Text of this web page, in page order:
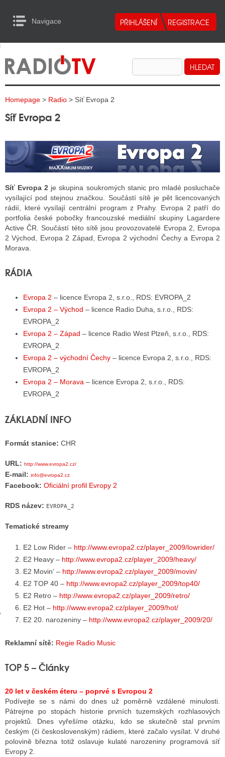
Navigace
RADIA
TELEVIZE
INTERNET
TISK
RADIA
RÁDIÍ
VYSÍLAČE
TELEVIZÍ
VYSÍLAČE
INTERNET
RÁDIA
STRÁNKY RÁDIÍ
STRÁNKY TV
STÁT BLOGEREM
BLOGERA
DISKUTÉRA NA RADIOTV
to Content
Homepage > Radio > Síť Evropa 2
Síť Evropa 2
Síť Evropa 2 je skupina soukromých stanic pro mladé posluchače
vysílající pod stejnou značkou. Součástí sítě je pět licencovaných
rádií, které vysílají centrální program z Prahy. Evropa 2 patří do
portfolia české pobočky francouzské mediální skupiny Lagardere
Active ČR. Součástí této sítě jsou provozovatelé Evropa 2, Evropa
2 Východ, Evropa 2 Západ, Evropa 2 východní Čechy a Evropa 2
Morava.
RÁDIA
Evropa 2 – licence Evropa 2, s.r.o., RDS: EVROPA_2
Evropa 2 – Východ – licence Radio Duha, s.r.o., RDS:
EVROPA_2
Evropa 2 – Západ – licence Radio West Plzeň, s.r.o., RDS:
EVROPA_2
Evropa 2 – východní Čechy – licence Evropa 2, s.r.o., RDS:
EVROPA_2
Evropa 2 – Morava – licence Evropa 2, s.r.o., RDS:
EVROPA_2
ZÁKLADNÍ INFO
Formát stanice: CHR
URL: http://www.evropa2.cz/
E-mail: info@evropa2.cz
Facebook: Oficiální profil Evropy 2
RDS název: EVROPA_2
Tematické streamy
E2 Low Rider – http://www.evropa2.cz/player_2009/lowrider/
E2 Heavy – http://www.evropa2.cz/player_2009/heavy/
E2 Movin‘ – http://www.evropa2.cz/player_2009/movin/
E2 TOP 40 – http://www.evropa2.cz/player_2009/top40/
E2 Retro – http://www.evropa2.cz/player_2009/retro/
E2 Hot – http://www.evropa2.cz/player_2009/hot/
E2 20. narozeniny – http://www.evropa2.cz/player_2009/20/
Reklamní sítě: Regie Radio Music
TOP 5 – Články
20 let v českém éteru – poprvé s Evropou 2
Podívejte se s námi do dnes už poměrně vzdálené minulosti.
Pátrejme po stopách historie prvních tuzemských rozhlasových
projektů. Dnes vyřešíme otázku, kdo se skutečně stal prvním
českým (či československým) rádiem, které začalo vysílat. V druhé
polovině března totiž oslavuje kulaté narozeniny programová síť
Evropy 2.